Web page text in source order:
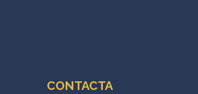
CONTACTA